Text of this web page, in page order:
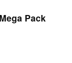
Pack